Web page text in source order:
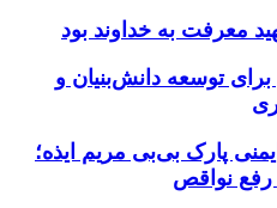
معرفت به خداوند بود
توسعه دانش‌بنیان و
پارک بی‌بی مریم ایذه؛
رفع نواقص